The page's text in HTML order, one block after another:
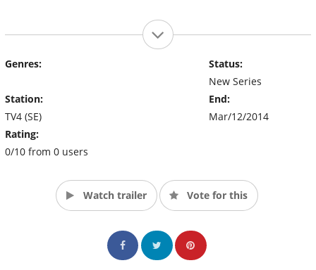
Genres:
Station:
TV4 (SE)
Rating:
0/10 from 0 users
Status:
New Series
End:
Mar/12/2014
Watch trailer Vote for this